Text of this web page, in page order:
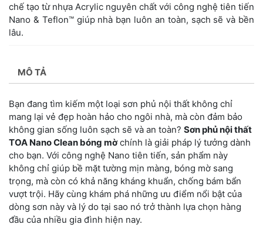
chế tạo từ nhựa Acrylic nguyên chất với công nghệ tiên tiến
Nano & Teflon™ giúp nhà bạn luôn an toàn, sạch sẽ và bền
lâu.
MÔ TẢ
Bạn đang tìm kiếm một loại sơn phủ nội thất không chỉ
mang lại vẻ đẹp hoàn hảo cho ngôi nhà, mà còn đảm bảo
không gian sống luôn sạch sẽ và an toàn? Sơn phủ nội thất
TOA Nano Clean bóng mờchính là giải pháp lý tưởng dành
cho bạn. Với công nghệ Nano tiên tiến, sản phẩm này
không chỉ giúp bề mặt tường mịn màng, bóng mờ sang
trọng, mà còn có khả năng kháng khuẩn, chống bám bẩn
vượt trội. Hãy cùng khám phá những ưu điểm nổi bật của
dòng sơn này và lý do tại sao nó trở thành lựa chọn hàng
đầu của nhiều gia đình hiện nay.